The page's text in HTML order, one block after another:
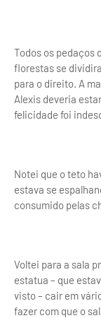
Todos os pedaços
florestas se
para o direito. A
Alexis deveria
felicidade foi
Notei que o teto
estava se
consumido pelas
Voltei para a sala
estatua – que
visto – cair em
fazer com que o